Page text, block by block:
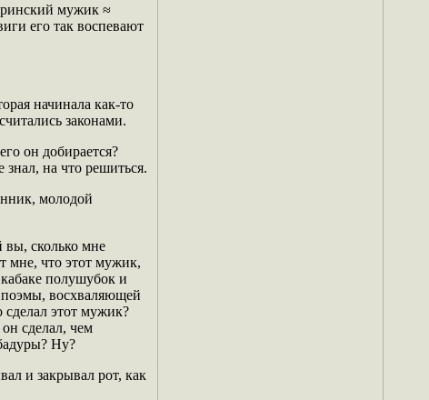
мужик ≈
его так воспевают
начинала как-то
законами.
он добирается?
на что решиться.
молодой
вы, сколько мне
мне, что этот мужик,
полушубок и
поэмы, восхваляющей
сделал этот мужик?
сделал, чем
Ну?
и закрывал рот, как